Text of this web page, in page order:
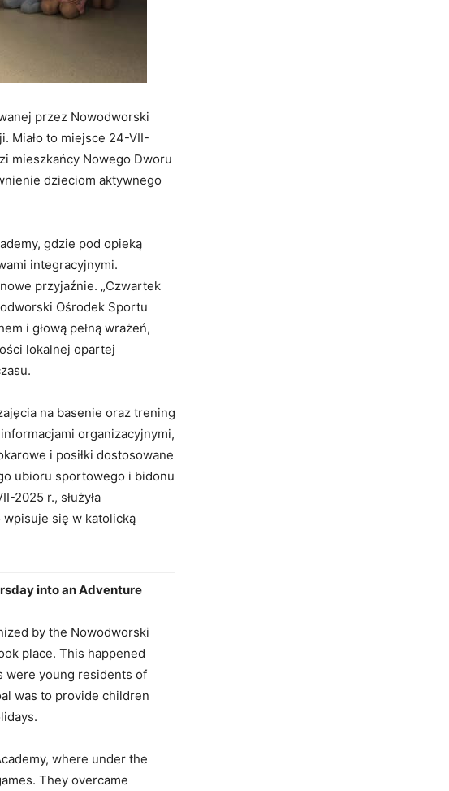
przez Nowodworski
Miało to miejsce 24-VII-
mieszkańcy Nowego Dworu
dzieciom aktywnego
gdzie pod opieką
integracyjnymi.
przyjaźnie. „Czwartek
Ośrodek Sportu
i głową pełną wrażeń,
lokalnej opartej
na basenie oraz trening
organizacyjnymi,
i posiłki dostosowane
ubioru sportowego i bidonu
2025 r., służyła
wpisuje się w katolicką
into an Adventure
by the Nowodworski
place. This happened
were young residents of
was to provide children
where under the
They overcame